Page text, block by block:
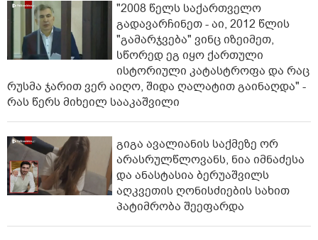
"2008 წელს საქართველო
გადავარჩინეთ - აი, 2012 წლის
"გამარჯვება" ვინც იზეიმეთ,
სწორედ ეგ იყო ქართული
ისტორიული კატასტროფა და რაც
რუსმა ჯარით ვერ აიღო, შიდა ღალატით გაინაღდა" -
რას წერს მიხეილ სააკაშვილი
გიგა ავალიანის საქმეზე ორ
არასრულწლოვანს, ნია იმნაძესა
და ანასტასია ბერუაშვილს
აღკვეთის ღონისძიების სახით
პატიმრობა შეეფარდა